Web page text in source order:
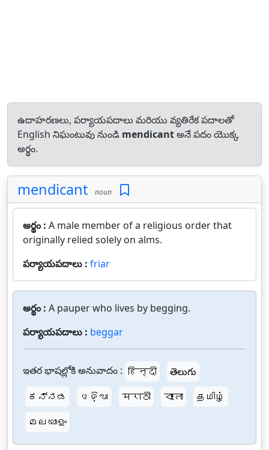
ఉదాహరణలు, పర్యాయపదాలు మరియు వ్యతిరేక పదాలతో
English నిఘంటువు నుండి mendicantఅనే పదం యొక్క
అర్థం.
mendicant noun
అర్థం : A male member of a religious order that
originally relied solely on alms.
పర్యాయపదాలు : friar
అర్థం : A pauper who lives by begging.
పర్యాయపదాలు : beggar
ఇతర భాషల్లోకి అనువాదం : हिन्दी
తెలుగు
ಕನ್ನಡ
ଓଡ଼ିଆ मराठी বাংলা
தமிழ்
മലയാളം